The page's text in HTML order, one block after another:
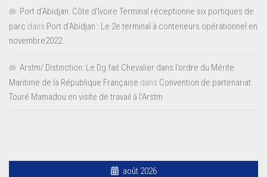
Port d'Abidjan: Côte d’Ivoire Terminal réceptionne six portiques de
parc dans Port d’Abidjan : Le 2e terminal à conteneurs opérationnel en
novembre2022
Arstm/ Distinction: Le Dg fait Chevalier dans l’ordre du Mérite
Maritime de la République Française dans Convention de partenariat:
Touré Mamadou en visite de travail à l’Arstm
août 2026